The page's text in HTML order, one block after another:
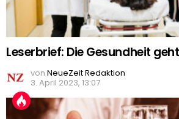
Leserbrief: Die Gesundheit
von NeueZeit Redaktion
3. April 2023, 13:07